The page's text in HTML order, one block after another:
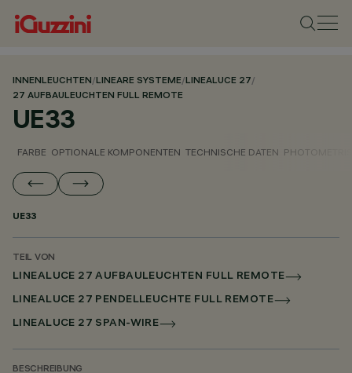
INNENLEUCHTEN/LINEARE SYSTEME/LINEALUCE 27/
27 AUFBAULEUCHTEN FULL REMOTE
UE33
FARBE OPTIONALE KOMPONENTEN TECHNISCHE DATEN
UE33
TEIL VON
LINEALUCE 27 AUFBAULEUCHTEN FULL REMOTE
LINEALUCE 27 PENDELLEUCHTE FULL REMOTE
LINEALUCE 27 SPAN-WIRE
BESCHREIBUNG